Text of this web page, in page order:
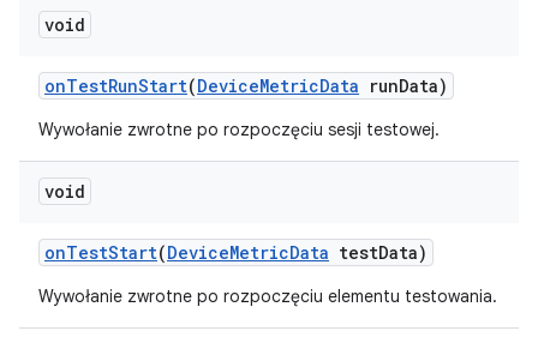
void
onTestRunStart(DeviceMetricData runData)
Wywołanie zwrotne po rozpoczęciu sesji testowej.
void
onTestStart(DeviceMetricData testData)
Wywołanie zwrotne po rozpoczęciu elementu testowania.